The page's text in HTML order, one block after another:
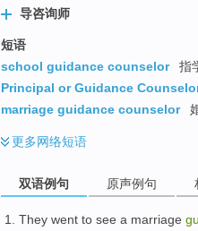
导咨询师
短语
school guidance counselor
指
Principal or Guidance
marriage guidance counselor
更多网络短语
双语例句 原声例句
They went to see a marriage